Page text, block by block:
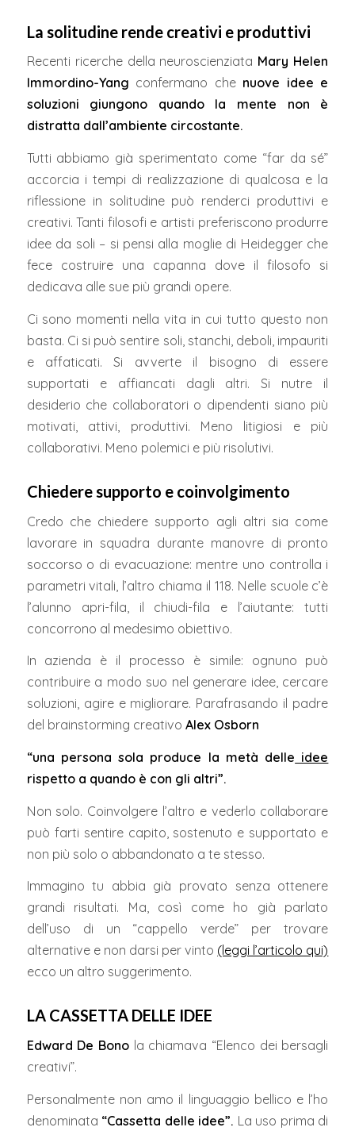
La solitudine rende creativi e produttivi
Recenti ricerche della neuroscienziata Mary Helen
Immordino-Yang confermano che nuove idee e
soluzioni giungono quando la mente non è
distratta dall’ambiente circostante.
Tutti abbiamo già sperimentato come “far da sé”
accorcia i tempi di realizzazione di qualcosa e la
riflessione in solitudine può renderci produttivi e
creativi. Tanti filosofi e artisti preferiscono produrre
idee da soli – si pensi alla moglie di Heidegger che
fece costruire una capanna dove il filosofo si
dedicava alle sue più grandi opere.
Ci sono momenti nella vita in cui tutto questo non
basta. Ci si può sentire soli, stanchi, deboli, impauriti
e affaticati. Si avverte il bisogno di essere
supportati e affiancati dagli altri. Si nutre il
desiderio che collaboratori o dipendenti siano più
motivati, attivi, produttivi. Meno litigiosi e più
collaborativi. Meno polemici e più risolutivi.
Chiedere supporto e coinvolgimento
Credo che chiedere supporto agli altri sia come
lavorare in squadra durante manovre di pronto
soccorso o di evacuazione: mentre uno controlla i
parametri vitali, l’altro chiama il 118. Nelle scuole c’è
l’alunno apri-fila, il chiudi-fila e l’aiutante: tutti
concorrono al medesimo obiettivo.
In azienda è il processo è simile: ognuno può
contribuire a modo suo nel generare idee, cercare
soluzioni, agire e migliorare. Parafrasando il padre
del brainstorming creativo Alex Osborn
“una persona sola produce la metà delle idee
rispetto a quando è con gli altri”.
Non solo. Coinvolgere l’altro e vederlo collaborare
può farti sentire capito, sostenuto e supportato e
non più solo o abbandonato a te stesso.
Immagino tu abbia già provato senza ottenere
grandi risultati. Ma, così come ho già parlato
dell’uso di un “cappello verde” per trovare
alternative e non darsi per vinto (leggi l’articolo qui)
ecco un altro suggerimento.
LA CASSETTA DELLE IDEE
Edward De Bonola chiamava “Elenco dei bersagli
creativi”.
Personalmente non amo il linguaggio bellico e l’ho
denominata “Cassetta delle idee”. La uso prima di